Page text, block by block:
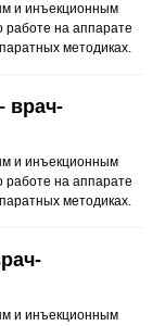
и инъекционным
на аппарате
методиках.
врач-
и инъекционным
на аппарате
методиках.
и инъекционным